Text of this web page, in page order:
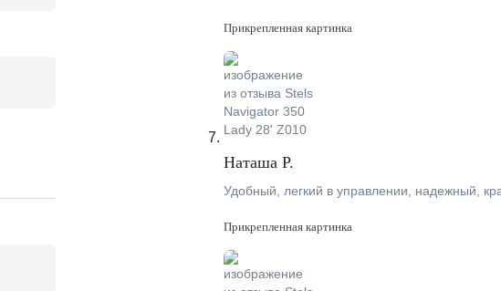
Прикрепленная картинка
Наташа Р.
Удобный, легкий в управлении, надежный,
Прикрепленная картинка